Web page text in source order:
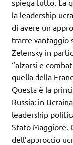
spiega tutto. La
la leadership
di avere un
trarre vantaggio
Zelensky in
“alzarsi e
quella della
Questa è la
Russia: in
leadership
Stato Maggiore.
dell’approccio